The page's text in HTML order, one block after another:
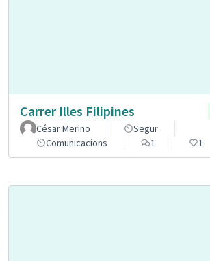
Carrer Illes Filipines
César Merino
Segur
Comunicacions
1 1